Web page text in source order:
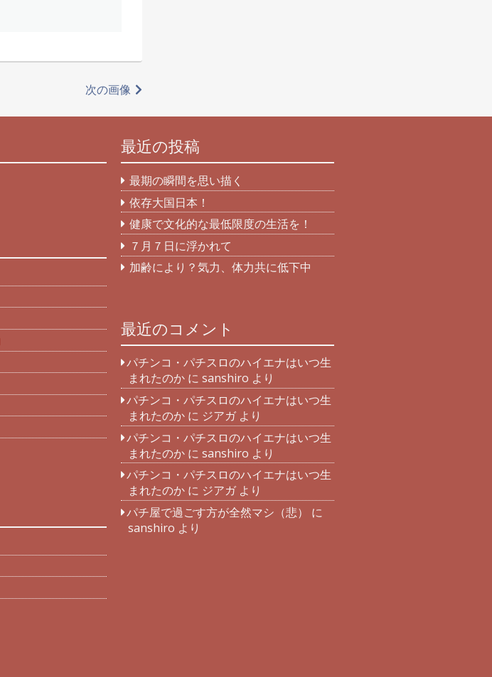
次の画像
最近の投稿
最期の瞬間を思い描く
依存大国日本！
健康で文化的な最低限度の生活を！
７月７日に浮かれて
加齢により？気力、体力共に低下中
最近のコメント
パチンコ・パチスロのハイエナはいつ生
まれたのかに sanshiro より
パチンコ・パチスロのハイエナはいつ生
まれたのかに ジアガより
パチンコ・パチスロのハイエナはいつ生
まれたのかに sanshiro より
パチンコ・パチスロのハイエナはいつ生
まれたのかに ジアガより
パチ屋で過ごす方が全然マシ（悲）
に
sanshiro より